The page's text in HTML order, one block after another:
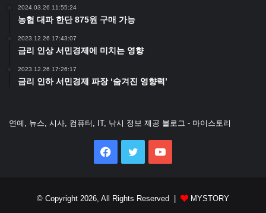
2024.03.26 11:55:24
농협 대파 한단 875원 구매 가능
2023.12.26 17:43:07
금리 인상 서민경제에 미치는 영향
2023.12.26 17:26:17
금리 인하 서민경제 파장 ‘숨겨진 영향력’
연예, 뉴스, 시사, 컴퓨터, IT, 낚시 정보 제공 블로그 - 마이스토리
Facebook
Twitter
© Copyright 2026, All Rights Reserved | MYSTORY